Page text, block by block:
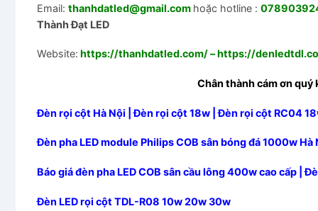
Email: thanhdatled@gmail.com hoặc hotline :
Thành Đạt LED
Website: https://thanhdatled.com/–https://
Chân thành cám ơn
Đèn rọi cột Hà Nội | Đèn rọi cột 18w | Đèn rọi cột RC04
Đèn pha LED module Philips COB sân bóng đá 1000w
Báo giá đèn pha LED COB sân cầu lông 400w cao cấp |
Đèn LED rọi cột TDL-R08 10w 20w 30w